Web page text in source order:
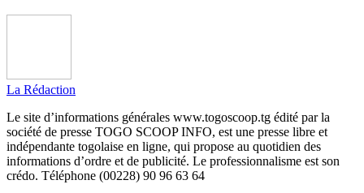
La Rédaction
Le site d’informations générales www.togoscoop.tg édité par la
société de presse TOGO SCOOP INFO, est une presse libre et
indépendante togolaise en ligne, qui propose au quotidien des
informations d’ordre et de publicité. Le professionnalisme est son
crédo. Téléphone (00228) 90 96 63 64